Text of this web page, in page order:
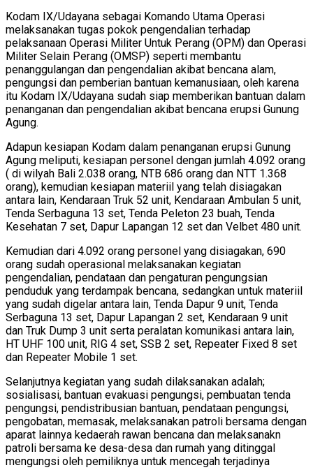
Kodam IX/Udayana sebagai Komando Utama Operasi
melaksanakan tugas pokok pengendalian terhadap
pelaksanaan Operasi Militer Untuk Perang (OPM) dan Operasi
Militer Selain Perang (OMSP) seperti membantu
penanggulangan dan pengendalian akibat bencana alam,
pengungsi dan pemberian bantuan kemanusiaan, oleh karena
itu Kodam IX/Udayana sudah siap memberikan bantuan dalam
penanganan dan pengendalian akibat bencana erupsi Gunung
Agung.
Adapun kesiapan Kodam dalam penanganan erupsi Gunung
Agung meliputi, kesiapan personel dengan jumlah 4.092 orang
( di wilyah Bali 2.038 orang, NTB 686 orang dan NTT 1.368
orang), kemudian kesiapan materiil yang telah disiagakan
antara lain, Kendaraan Truk 52 unit, Kendaraan Ambulan 5 unit,
Tenda Serbaguna 13 set, Tenda Peleton 23 buah, Tenda
Kesehatan 7 set, Dapur Lapangan 12 set dan Velbet 480 unit.
Kemudian dari 4.092 orang personel yang disiagakan, 690
orang sudah operasional melaksanakan kegiatan
pengendalian, pendataan dan pengaturan pengungsian
penduduk yang terdampak bencana, sedangkan untuk materiil
yang sudah digelar antara lain, Tenda Dapur 9 unit, Tenda
Serbaguna 13 set, Dapur Lapangan 2 set, Kendaraan 9 unit
dan Truk Dump 3 unit serta peralatan komunikasi antara lain,
HT UHF 100 unit, RIG 4 set, SSB 2 set, Repeater Fixed 8 set
dan Repeater Mobile 1 set.
Selanjutnya kegiatan yang sudah dilaksanakan adalah;
sosialisasi, bantuan evakuasi pengungsi, pembuatan tenda
pengungsi, pendistribusian bantuan, pendataan pengungsi,
pengobatan, memasak, melaksanakan patroli bersama dengan
aparat lainnya kedaerah rawan bencana dan melaksanakn
patroli bersama ke desa-desa dan rumah yang ditinggal
mengungsi oleh pemiliknya untuk mencegah terjadinya